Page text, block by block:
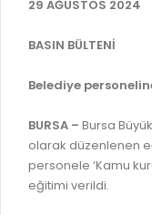
BİLGİ EDİNME
MECLİS
MECLİS ÜYELERİ
MECLİS
MECLİS GÜNDEMİ
YANGIN
SEYAHAT KARTI
BURSA AKADEMİ
29 AĞUSTOS 2024
BASIN BÜLTENİ
Belediye
BURSA – Bursa
olarak düzenlenen
personele ‘Kamu
eğitimi verildi.